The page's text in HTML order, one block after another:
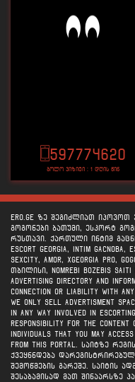
597774620
ბოლო ვიზიტი : 1 დღის წინ
ERO.GE ზე შეგიძლიათ
გოგონები ბათუმი, ესკორტ
რუსთავი. ქართული ინტიმ
escort georgia, intim gacnoba,
sexcity, amor, xgeorgia pro,
თბილისი, nomrebi bozebis saiti
advertising directory and
connection or liability with any
We ONLY sell advertisment
in any way involved in
responsibility for the content
individuals that you may
from this portal. საიტზე
ქვეყნნდება
შემოწმების გარეშე. საიტის
შესაბამისად მათ შინაარსზე